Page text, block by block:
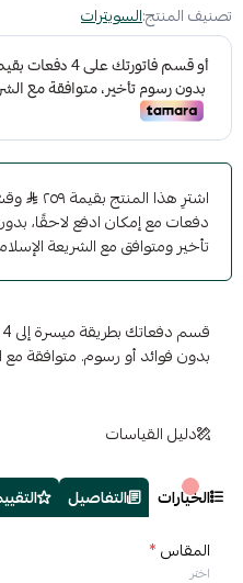
تصنيف المنتج:السويترات
اشترِ هذا المنتج بقيمة ٢٥٩
دفعات مع إمكان ادفع لاحقًا،
تأخير ومتوافق مع الشريعة
بدون فوائد أو رسوم. متوافقة
دليل القياسات
الخيارات التفاصيل
المقاس*
اختر